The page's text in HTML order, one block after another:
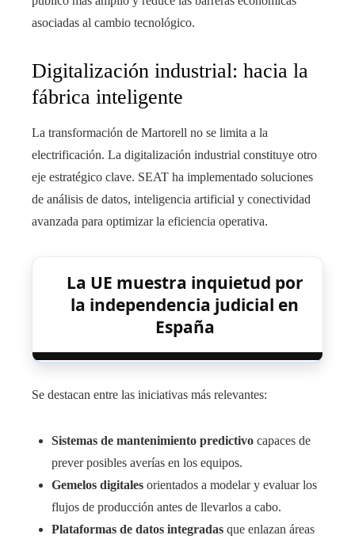
asociadas al cambio tecnológico.
Digitalización industrial: hacia la
fábrica inteligente
La transformación de Martorell no se limita a la
electrificación. La digitalización industrial constituye otro
eje estratégico clave. SEAT ha implementado soluciones
de análisis de datos, inteligencia artificial y conectividad
avanzada para optimizar la eficiencia operativa.
La UE muestra inquietud por
la independencia judicial en
España
Se destacan entre las iniciativas más relevantes:
Sistemas de mantenimiento predictivo capaces de
prever posibles averías en los equipos.
Gemelos digitales orientados a modelar y evaluar los
flujos de producción antes de llevarlos a cabo.
Plataformas de datos integradas que enlazan áreas